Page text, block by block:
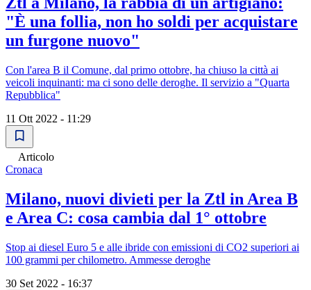
"È una follia, non ho soldi per acquistare
un furgone nuovo"
Con l'area B il Comune, dal primo ottobre, ha chiuso la città ai
veicoli inquinanti: ma ci sono delle deroghe. Il servizio a "Quarta
Repubblica"
11 Ott 2022 - 11:29
Articolo
Cronaca
Milano, nuovi divieti per la Ztl in Area B
e Area C: cosa cambia dal 1° ottobre
Stop ai diesel Euro 5 e alle ibride con emissioni di CO2 superiori ai
100 grammi per chilometro. Ammesse deroghe
30 Set 2022 - 16:37